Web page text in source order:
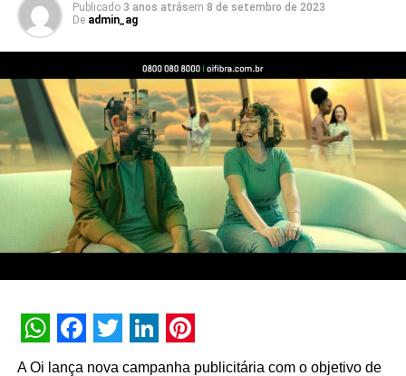
Publicado 3 anos atrásem 8 de setembro de 2023
De admin_ag
WhatsApp
Facebook
Twitter
LinkedIn
Pinterest
A Oi lança nova campanha publicitária com o objetivo de